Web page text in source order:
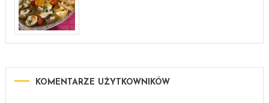
KOMENTARZE UŻYTKOWNIKÓW